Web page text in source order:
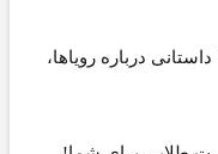
رویاها،